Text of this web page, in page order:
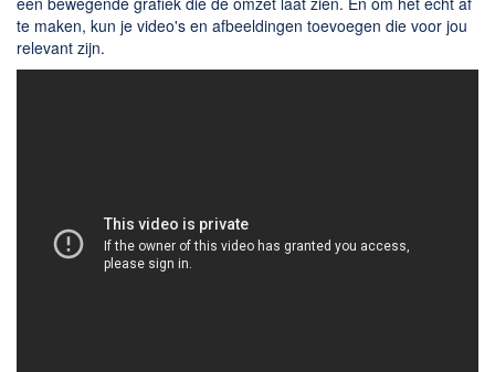
te maken, kun je video's en afbeeldingen toevoegen die voor jou
relevant zijn.